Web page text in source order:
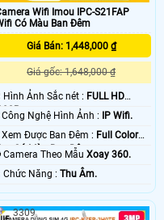
Wifi Imou IPC-S21FAP
Có Màu Ban Đêm
Giá Bán: 1,448,000 ₫
Giá gốc: 1,648,000 ₫
🦉 Hình Ảnh Sắc nét : FULL HD
.
✳️ Công Nghệ Hình Ảnh :
IP Wifi.
❂ Xem Được Ban Đêm : Full Color
Có Màu Ban Ðêm.
🐉️ Camera Theo MẫuXoay 360.
️👮 Chức Năng :Thu Âm.
3309